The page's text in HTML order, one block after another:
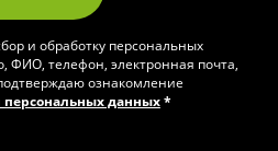
и обработку персональных
ФИО, телефон, электронная почта,
ознакомление
данных*